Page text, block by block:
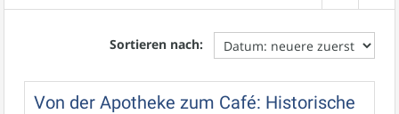
Sortieren nach:
Von der Apotheke zum Café: Historische